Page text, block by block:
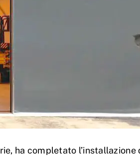
ha completato l’installazione